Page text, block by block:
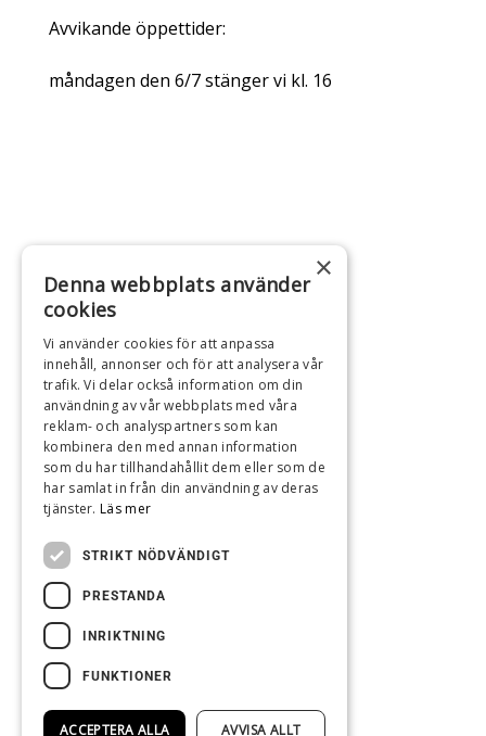
Avvikande öppettider:
måndagen den 6/7 stänger vi kl. 16
ADRESS
Kaffestugan i Böda AB
Landsvägen Böda 48
387 74 LÖTTORP
0485 221 27
info@kaffestuganiboda.se
SOCIALA MEDIER
Trip Advisor
Facebook
Instagram
White Guide
×
Denna webbplats använder
cookies
Vi använder cookies för att anpassa
innehåll, annonser och för att analysera vår
trafik. Vi delar också information om din
användning av vår webbplats med våra
reklam- och analyspartners som kan
kombinera den med annan information
som du har tillhandahållit dem eller som de
har samlat in från din användning av deras
tjänster. Läs mer
STRIKT NÖDVÄNDIGT
PRESTANDA
INRIKTNING
FUNKTIONER
ACCEPTERA ALLA AVVISA ALLT